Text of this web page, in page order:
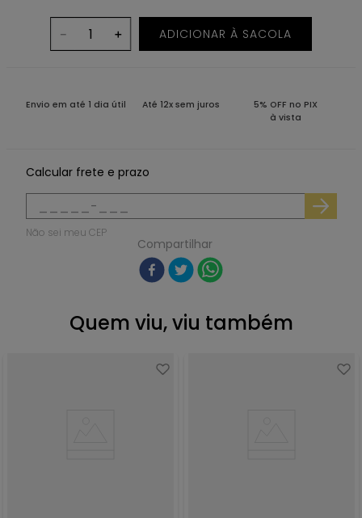
＋
－ ADICIONAR À SACOLA
Envio em até 1 dia útil Até 12x sem juros
5% OFF no PIX
à vista
Calcular frete e prazo
Não sei meu CEP
Compartilhar
Quem viu, viu também